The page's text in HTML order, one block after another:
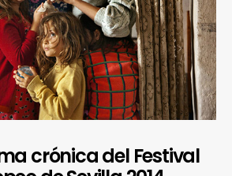
crónica del Festival